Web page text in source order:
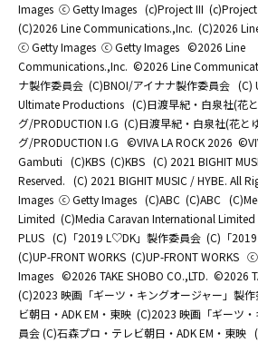
Images ⓒ Getty Images (c)Project III (c)Project
(C)2026 Line Communications.,Inc. (C)2026
ⓒ Getty Images ⓒ Getty Images ©2026 Line
Communications.,Inc. ©2026 Line
ナ製作委員会 (C)BNOI/アイナナ製作委員会 (C)
Ultimate Productions (C)日渡早紀・白泉社(花
グ/PRODUCTION I.G (C)日渡早紀・白泉社(花と
グ/PRODUCTION I.G ©️VIVA LA ROCK 2026
Gambuti (C)KBS (C)KBS (C) 2021 BIGHIT
Reserved. (C) 2021 BIGHIT MUSIC / HYBE. All
Images ⓒ Getty Images (C)ABC (C)ABC
Limited (C)Media Caravan International Limited
PLUS (C)「2019 L♡DK」製作委員会 (C)「
(C)UP-FRONT WORKS (C)UP-FRONT WORKS ⓒ
Images ©2026 TAKE SHOBO CO.,LTD. ©2026
(C)2023 映画「ギーツ・キングオージャー」製
ビ朝日・ADK EM・東映 (C)2023 映画「ギーツ
員会 (C)石森プロ・テレビ朝日・ADK EM・東映